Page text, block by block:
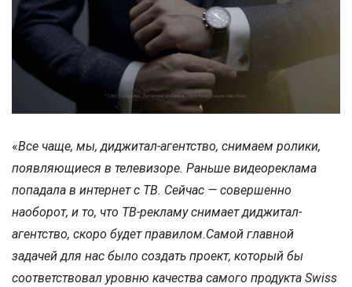
«Все чаще, мы, диджитал-агентство, снимаем ролики,
появляющиеся в телевизоре. Раньше видеореклама
попадала в интернет с ТВ. Сейчас — совершенно
наоборот, и то, что ТВ-рекламу снимает диджитал-
агентство, скоро будет правилом.Самой главной
задачей для нас было создать проект, который бы
соответствовал уровню качества самого продукта Swiss